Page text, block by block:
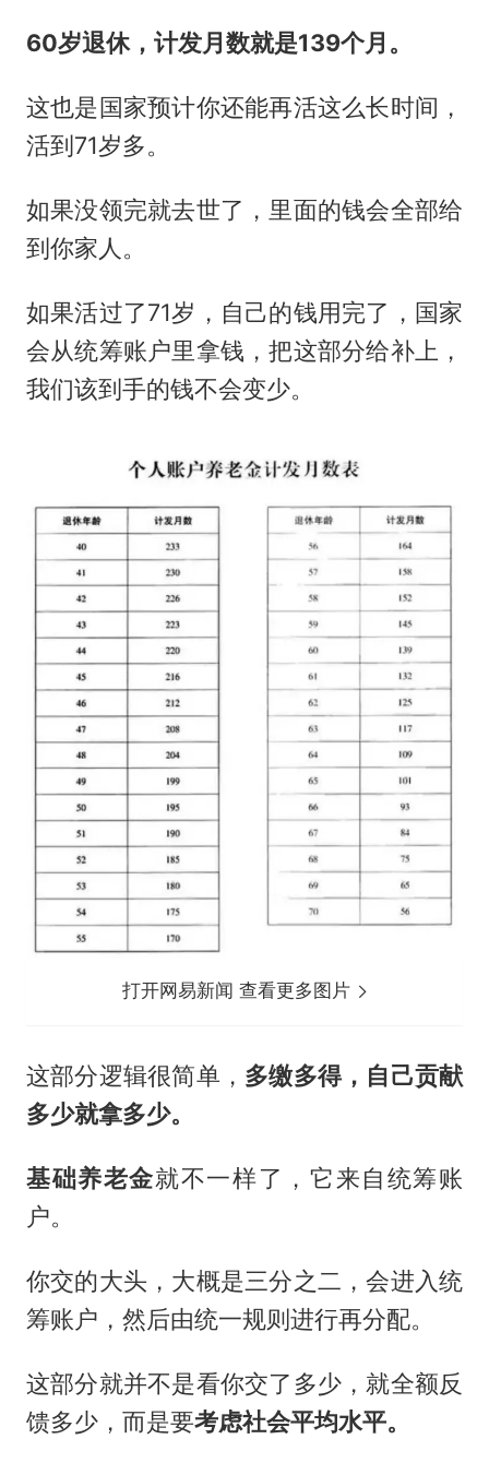
60岁退休，计发月数就是139个月 。
这也是国家预计你还能再活这么长时间，
活到71岁多。
如果没领完就去世了，里面的钱会全部给
到你家人。
如果活过了71岁，自己的钱用完了，国家
会从统筹账户里拿钱，把这部分给补上，
我们该到手的钱不会变少。
打开网易新闻 查看更多图片
这部分逻辑很简单， 多缴多得，自己贡献
多少就拿多少。
基础养老金就不一样了，它来自统筹账
户。
你交的大头，大概是三分之二，会进入统
筹账户，然后由统一规则进行再分配。
这部分就并不是看你交了多少，就全额反
馈多少，而是要考虑社会平均水平。